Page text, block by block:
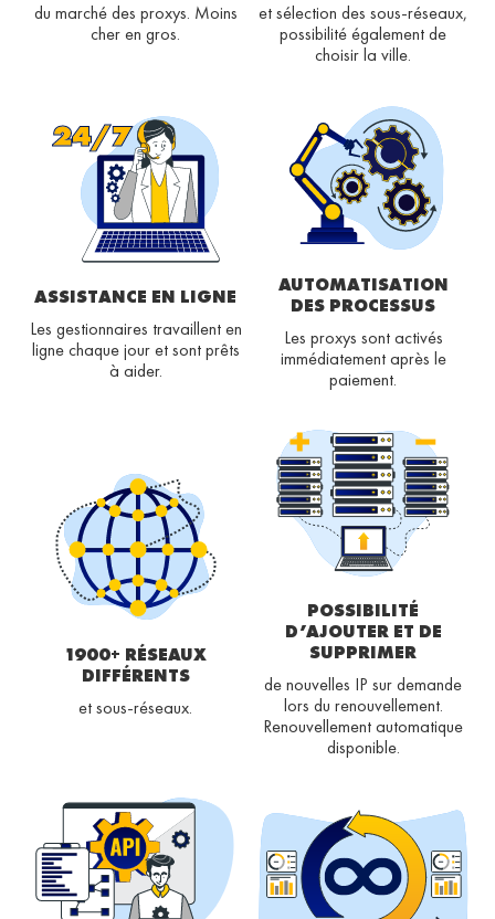
du marché des proxys. Moins
cher en gros.
et sélection des sous-réseaux,
possibilité également de
choisir la ville.
ASSISTANCE EN LIGNE
Les gestionnaires travaillent en
ligne chaque jour et sont prêts
à aider.
AUTOMATISATION
DES PROCESSUS
Les proxys sont activés
immédiatement après le
paiement.
1900+ RÉSEAUX
DIFFÉRENTS
et sous-réseaux.
POSSIBILITÉ
D’AJOUTER ET DE
SUPPRIMER
de nouvelles IP sur demande
lors du renouvellement.
Renouvellement automatique
disponible.